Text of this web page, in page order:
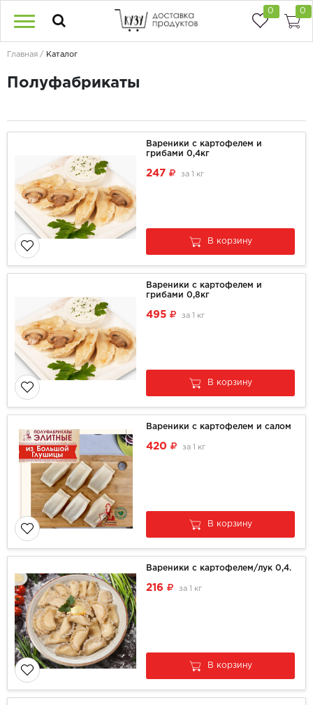
0 0
Главная Каталог
Полуфабрикаты
Вареники с картофелем и
грибами 0,4кг
247 за 1 кг
В корзину
Вареники с картофелем и
грибами 0,8кг
495 за 1 кг
В корзину
Вареники с картофелем и салом
420 за 1 кг
В корзину
Вареники с картофелем/лук 0,4.
216 за 1 кг
В корзину